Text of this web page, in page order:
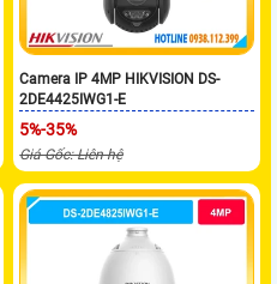
Camera IP 4MP HIKVISION DS-
2DE4425IWG1-E
5%-35%
Giá Gốc: Liên hệ